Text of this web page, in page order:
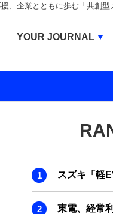
、企業とともに歩む「共創
スズキ「軽
東電、経常
YOUR JOURNAL
BUSINESS
IVS JOURNAL
ENERGY
INBOUND JOURNAL
LIFE ENDING